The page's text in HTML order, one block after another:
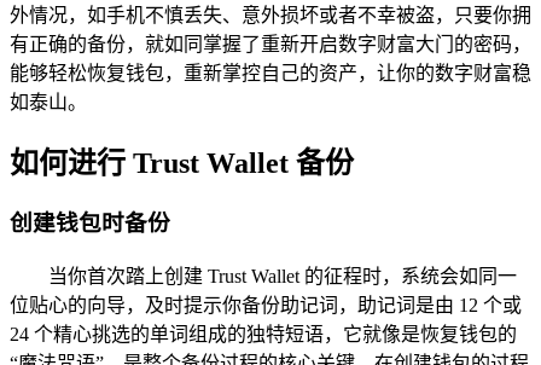
外情况，如手机不慎丢失、意外损坏或者不幸被盗，只要你拥
有正确的备份，就如同掌握了重新开启数字财富大门的密码，
能够轻松恢复钱包，重新掌控自己的资产，让你的数字财富稳
如泰山。
如何进行 Trust Wallet 备份
创建钱包时备份
当你首次踏上创建 Trust Wallet 的征程时，系统会如同一
位贴心的向导，及时提示你备份助记词，助记词是由 12 个或
24 个精心挑选的单词组成的独特短语，它就像是恢复钱包的